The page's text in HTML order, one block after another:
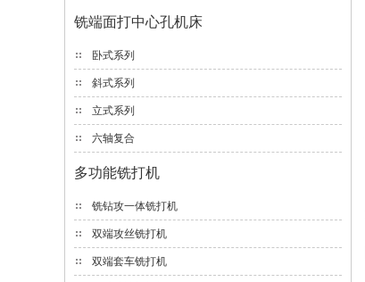
铣端面打中心孔机床
卧式系列
斜式系列
立式系列
六轴复合
多功能铣打机
铣钻攻一体铣打机
双端攻丝铣打机
双端套车铣打机